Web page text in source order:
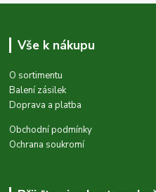
Vše k nákupu
O sortimentu
Balení zásilek
Doprava a platba
Obchodní podmínky
Ochrana soukromí